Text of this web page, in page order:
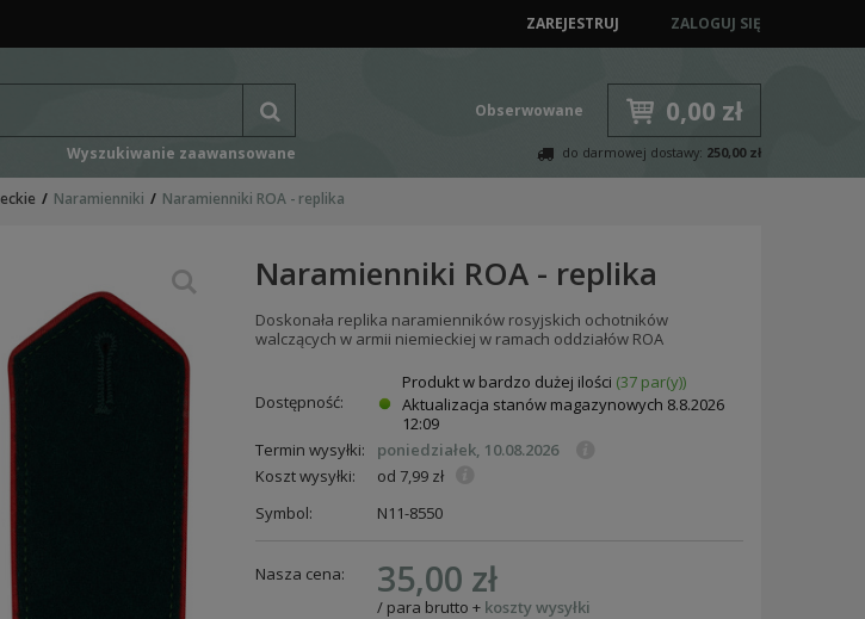
ZAREJESTRUJ ZALOGUJ SIĘ
Wyszukiwanie zaawansowane
Obserwowane 0,00 zł
do darmowej dostawy: 250,00 zł
Naramienniki Naramienniki ROA - replika
Naramienniki ROA - replika
Doskonała replika naramienników rosyjskich ochotników
walczących w armii niemieckiej w ramach oddziałów ROA
Dostępność:
Produkt w bardzo dużej ilości (37 par(y))
Aktualizacja stanów magazynowych 8.8.2026
12:09
Termin wysyłki:
poniedziałek, 10.08.2026
Koszt wysyłki:
od 7,99 zł
Symbol:
N11-8550
Nasza cena: 35,00 zł
/ para brutto+ koszty wysyłki